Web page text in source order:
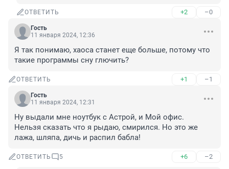
ОТВЕТИТЬ +2 –0
Гость
11 января 2024, 12:36
Я так понимаю, хаоса станет еще больше, потому что
такие программы сну глючить?
ОТВЕТИТЬ +1 –1
Гость
11 января 2024, 12:31
Ну выдали мне ноутбук с Астрой, и Мой офис.
Нельзя сказать что я рыдаю, смирился. Но это же
лажа, шляпа, дичь и распил бабла!
ОТВЕТИТЬ 5 +6 –2